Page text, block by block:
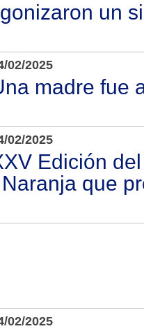
un
02/2025
madre fue
02/2025
Edición
que
02/2025